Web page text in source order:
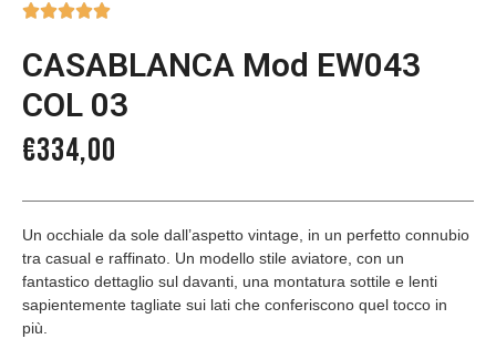

CASABLANCA Mod EW043
COL 03
€334,00
Un occhiale da sole dall’aspetto vintage, in un perfetto connubio
tra casual e raffinato. Un modello stile aviatore, con un
fantastico dettaglio sul davanti, una montatura sottile e lenti
sapientemente tagliate sui lati che conferiscono quel tocco in
più.